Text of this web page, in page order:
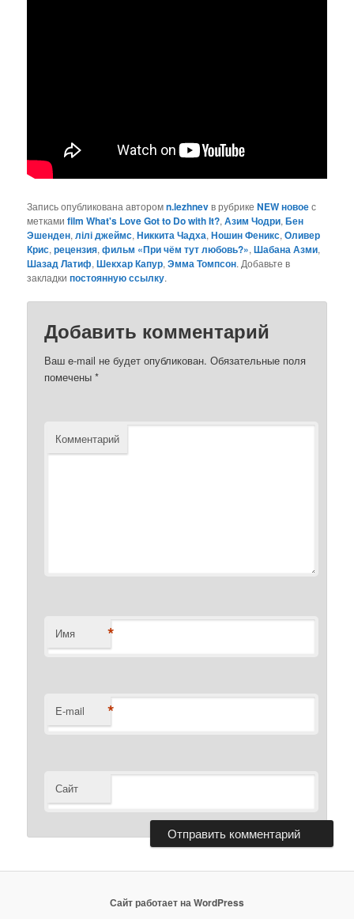
Запись опубликована авторомn.lezhnevв рубрикеNEW новоес
меткамиfilm What's Love Got to Do with It?,Азим Чодри,Бен
Эшенден,лілі джеймс,Никкита Чадха,Ношин Феникс,Оливер
Крис,рецензия,фильм «При чём тут любовь?»,Шабана Азми,
Шазад Латиф,Шекхар Капур,Эмма Томпсон. Добавьте в
закладкипостоянную ссылку.
Добавить комментарий
Ваш e-mail не будет опубликован. Обязательные поля
помечены*
Комментарий
Имя *
E-mail *
Сайт
Сайт работает на WordPress